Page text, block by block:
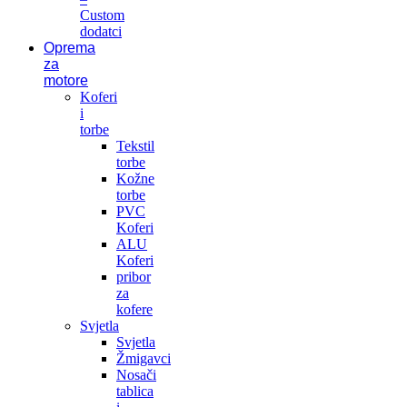
Custom
dodatci
Oprema
za
motore
Koferi
i
torbe
Tekstil
torbe
Kožne
torbe
PVC
Koferi
ALU
Koferi
pribor
za
kofere
Svjetla
Svjetla
Žmigavci
Nosači
tablica